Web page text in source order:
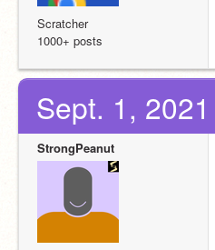
Scratcher
1000+ posts
Sept. 1,
StrongPeanut